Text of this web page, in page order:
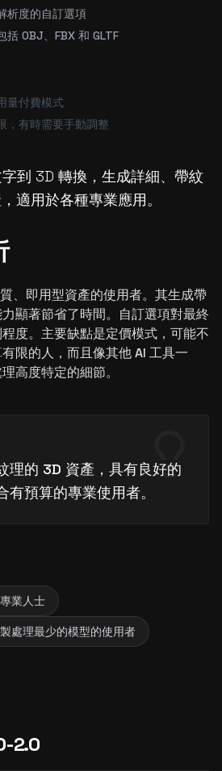
析度的自訂選項
括 OBJ、FBX 和 GLTF
量付費模式
，有時需要手動調整
到 3D 轉換，生成詳細、帶紋
適用於各種專業應用。
、即用型資產的使用者。其生成帶
顯著節省了時間。自訂選項對最終
度。主要缺點是定價模式，可能不
限的人，而且像其他 AI 工具一
高度特定的細節。
理的 3D 資產，具有良好的
有預算的專業使用者。
業人士
處理最少的模型的使用者
2.0